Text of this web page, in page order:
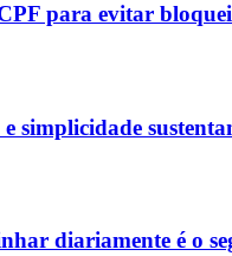
para evitar
simplicidade
diariamente é o